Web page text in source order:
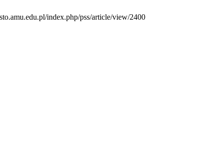
index.php/pss/article/view/2400